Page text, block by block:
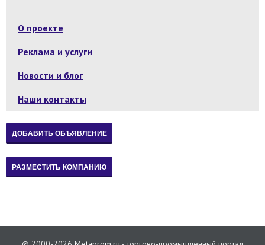
О проекте
Реклама и услуги
Новости и блог
Наши контакты